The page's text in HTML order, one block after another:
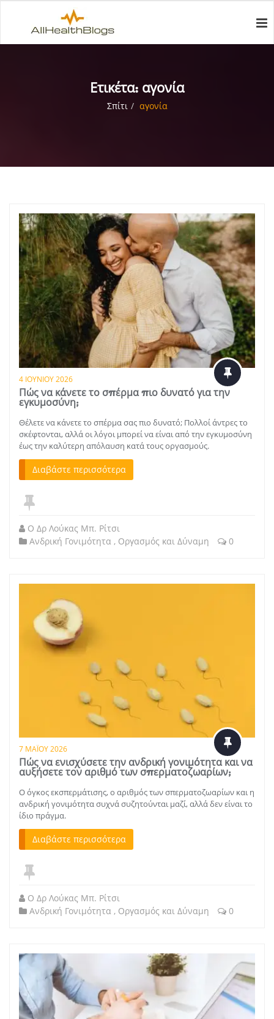
Ετικέτα: αγονία
Σπίτι αγονία
4 ΙΟΥΝΊΟΥ 2026
Πώς να κάνετε το σπέρμα πιο δυνατό για την
εγκυμοσύνη;
Θέλετε να κάνετε το σπέρμα σας πιο δυνατό; Πολλοί άντρες το
σκέφτονται, αλλά οι λόγοι μπορεί να είναι από την εγκυμοσύνη
έως την καλύτερη απόλαυση κατά τους οργασμούς.
Διαβάστε περισσότερα
Ο Δρ Λούκας Μπ. Ρίτσι
Ανδρική Γονιμότητα , Οργασμός και Δύναμη 0
7 ΜΑΪ́ΟΥ 2026
Πώς να ενισχύσετε την ανδρική γονιμότητα και να
αυξήσετε τον αριθμό των σπερματοζωαρίων;
Ο όγκος εκσπερμάτισης, ο αριθμός των σπερματοζωαρίων και η
ανδρική γονιμότητα συχνά συζητούνται μαζί, αλλά δεν είναι το
ίδιο πράγμα.
Διαβάστε περισσότερα
Ο Δρ Λούκας Μπ. Ρίτσι
Ανδρική Γονιμότητα , Οργασμός και Δύναμη 0